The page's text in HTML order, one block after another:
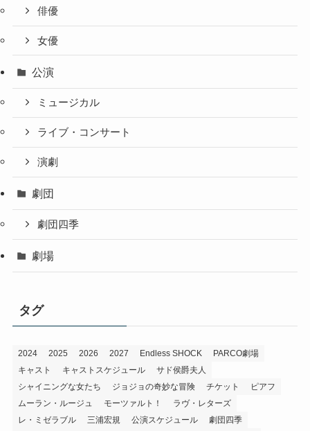
俳優
女優
公演
ミュージカル
ライブ・コンサート
演劇
劇団
劇団四季
劇場
タグ
2024 2025 2026 2027 Endless SHOCK
PARCO劇場
キャスト
キャストスケジュール
サド侯爵夫人
シャイニングな女たち
ジョジョの奇妙な冒険 チケット
ピアフ
ムーラン・ルージュ
モーツァルト！
ラヴ・レターズ
レ・ミゼラブル
三浦宏規 公演スケジュール
劇団四季